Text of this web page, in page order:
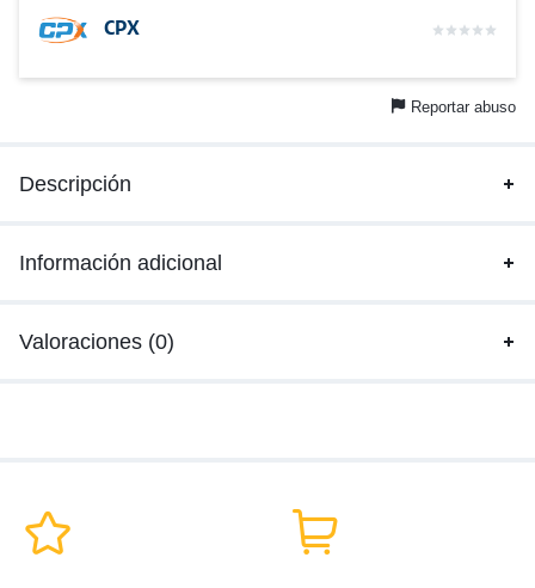
CPX
Reportar abuso
Descripción
Información adicional
Valoraciones (0)